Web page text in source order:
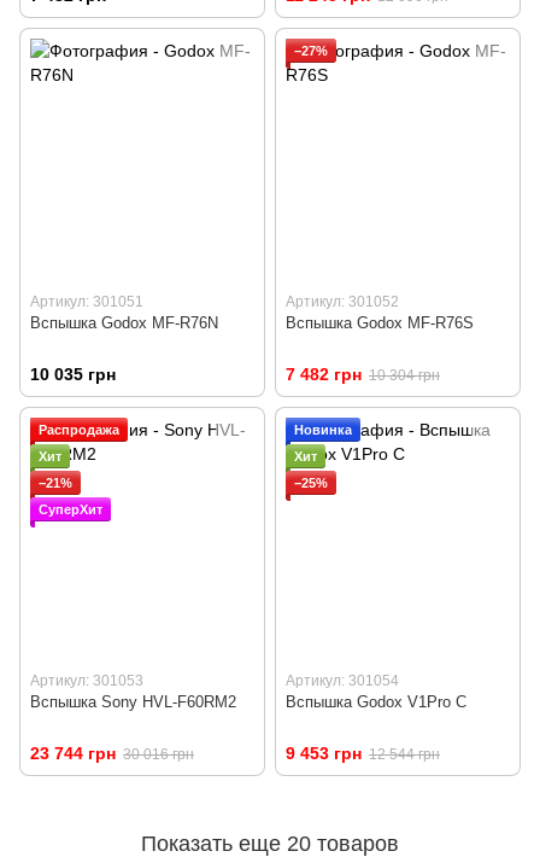
Артикул: 301051
Вспышка Godox MF-R76N
10 035 грн
−27%
Артикул: 301052
Вспышка Godox MF-R76S
7 482 грн 10 304 грн
Распродажа
Хит
−21%
СуперХит
Артикул: 301053
Вспышка Sony HVL-F60RM2
23 744 грн 30 016 грн
Новинка
Хит
−25%
Артикул: 301054
Вспышка Godox V1Pro C
9 453 грн 12 544 грн
Показать еще 20 товаров